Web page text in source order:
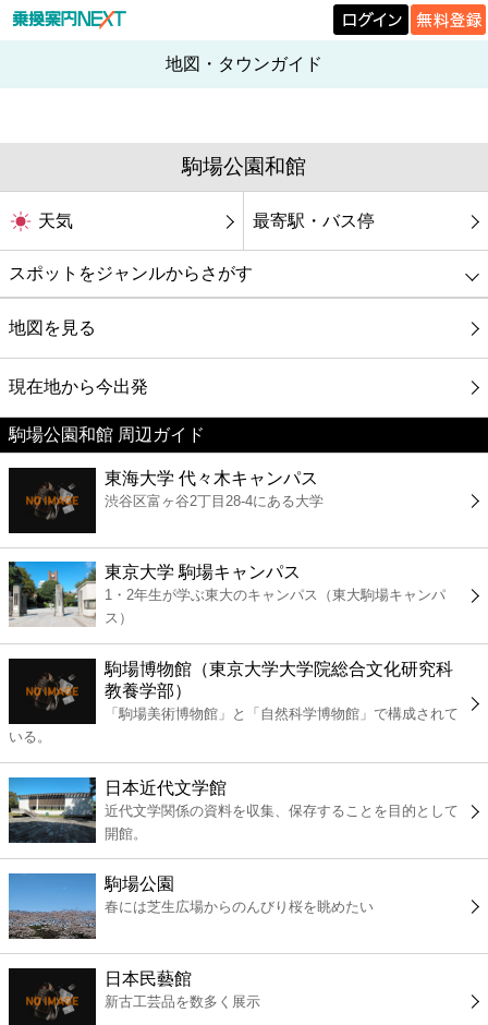
地図・タウンガイド
駒場公園和館
天気 最寄駅・バス停
スポットをジャンルからさがす
グルメ
映画
美容
コンビニ
薬局
スーパー
エンタメ
レジャー
書店
ファミレス
ファーストフード
カフェ
地図を見る
現在地から今出発
駒場公園和館 周辺ガイド
東海大学 代々木キャンパス
渋谷区富ヶ谷2丁目28-4にある大学
東京大学 駒場キャンパス
1・2年生が学ぶ東大のキャンパス（東大駒場キャンパ
ス）
駒場博物館（東京大学大学院総合文化研究科
教養学部）
「駒場美術博物館」と「自然科学博物館」で構成されて
いる。
日本近代文学館
近代文学関係の資料を収集、保存することを目的として
開館。
駒場公園
春には芝生広場からのんびり桜を眺めたい
日本民藝館
新古工芸品を数多く展示